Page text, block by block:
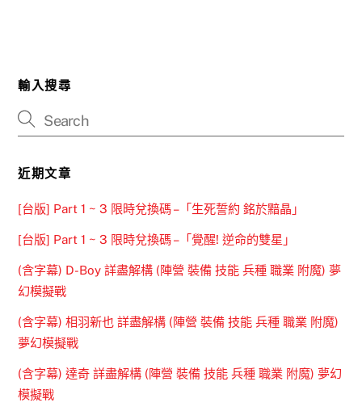
輸入搜尋
近期文章
[台版] Part 1 ~ 3 限時兌換碼 –「生死誓約 銘於黯晶」
[台版] Part 1 ~ 3 限時兌換碼 –「覺醒! 逆命的雙星」
(含字幕) D-Boy 詳盡解構 (陣營 裝備 技能 兵種 職業 附魔) 夢
幻模擬戰
(含字幕) 相羽新也 詳盡解構 (陣營 裝備 技能 兵種 職業 附魔)
夢幻模擬戰
(含字幕) 達奇 詳盡解構 (陣營 裝備 技能 兵種 職業 附魔) 夢幻
模擬戰